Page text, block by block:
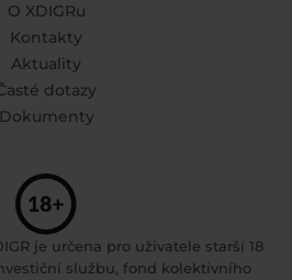
O XDIGRu
Kontakty
Aktuality
dotazy
Dokumenty
je určena pro uživatele starší 18
službu, fond kolektivního